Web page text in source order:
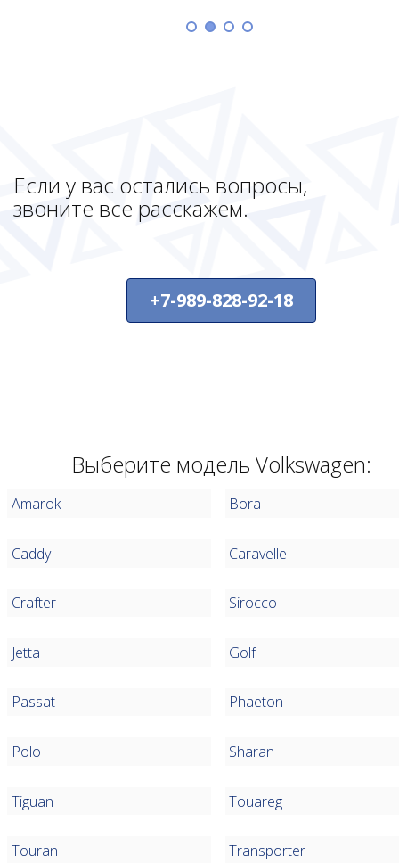
Если у вас остались вопросы,
звоните все расскажем.
+7-989-828-92-18
Выберите модель Volkswagen:
Amarok Bora
Caddy Caravelle
Crafter Sirocco
Jetta Golf
Passat Phaeton
Polo Sharan
Tiguan Touareg
Touran Transporter